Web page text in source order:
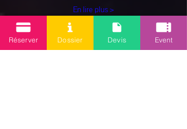
En lire plus >
Inscription
Réserver Dossier Devis Event